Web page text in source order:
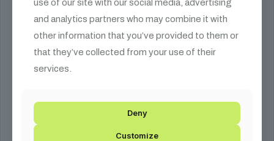
CONFETTI GUN
304 990Ft
Több konfetti ágyút akarsz egyszerre elsütni, de nem tudod
Kosárba teszem
use of our site with our social media, advertising
and analytics partners who may combine it with
other information that you’ve provided to them or
that they’ve collected from your use of their
services.
Deny
Customize